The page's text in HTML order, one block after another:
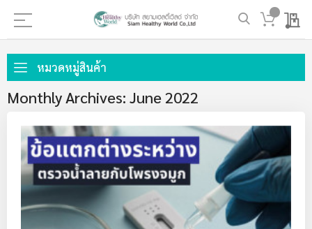
My
ไป
ที่
เนื้อหา
หมวดหมู่สินค้า
Monthly Archives: June 2022